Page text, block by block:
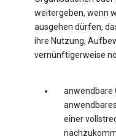
weitergeben, wenn
ausgehen dürfen,
ihre Nutzung,
vernünftigerweise
anwendbare
einer